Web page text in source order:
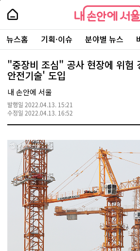
본
로
가
내
손
안
에
서
울
-
서
울
시
대
표
소
통
포
내
손
에
울
주
요
서
뉴스홈 기획·이슈 분야별 뉴스
"중장비 조심" 공사 현장에 위험
안전기술' 도입
내 손안에 서울
발행일 2022.04.13. 15:21
수정일 2022.04.13. 16:52
페
상
단
로